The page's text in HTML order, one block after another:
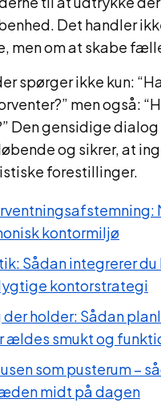
Det handler
men om at skabe
spørger ikke kun:
men også:
Den gensidige
og sikrer, at
forestillinger.
kontormiljø
Sådan integrerer
kontorstrategi
der holder: Sådan
ældes smukt og
som pusterum –
midt på dagen